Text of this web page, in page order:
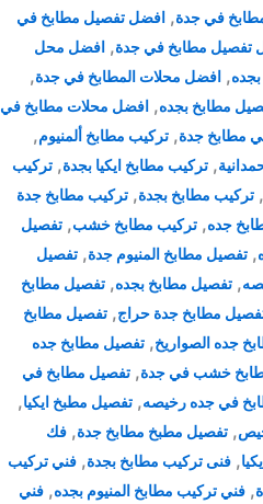
في جدة, افضل تفصيل مطابخ في
تفصيل مطابخ في جدة, افضل محل
, افضل محلات المطابخ في جدة,
مطابخ بجده, افضل محلات مطابخ في
مطابخ جدة, تركيب مطابخ ألمنيوم,
, تركيب مطابخ ايكيا بجدة, تركيب
, تركيب مطابخ بجدة, تركيب مطابخ جدة
جده, تركيب مطابخ خشب, تفصيل
, تفصيل مطابخ المنيوم جدة, تفصيل
, تفصيل مطابخ بجده, تفصيل مطابخ
مطابخ جدة حراج, تفصيل مطابخ
جده الصواريخ, تفصيل مطابخ جده
خشب في جدة, تفصيل مطابخ في
في جده رخيصه, تفصيل مطبخ ايكيا,
, تفصيل مطبخ مطابخ جدة, فك
, فنى تركيب مطابخ بجدة, فني تركيب
, فني تركيب مطابخ المنيوم بجده, فني